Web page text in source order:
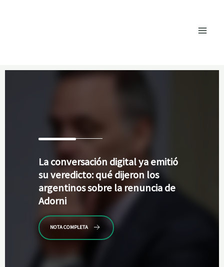
Laconversación digital ya emitió
su veredicto: qué dijeron los
argentinos sobre la renuncia de
Adorni
NOTA COMPLETA